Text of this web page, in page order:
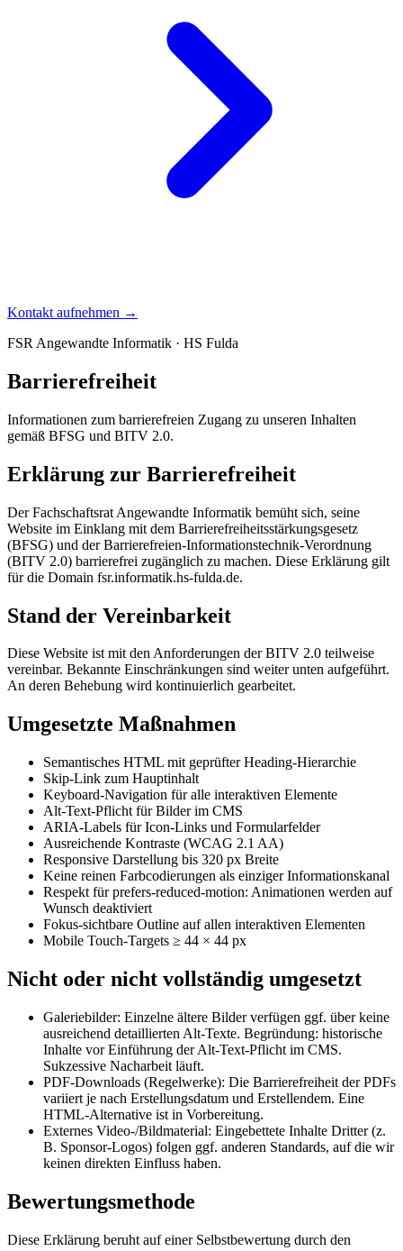
Kontakt aufnehmen →
FSR Angewandte Informatik · HS Fulda
Barrierefreiheit
Informationen zum barrierefreien Zugang zu unseren Inhalten
gemäß BFSG und BITV 2.0.
Erklärung zur Barrierefreiheit
Der Fachschaftsrat Angewandte Informatik bemüht sich, seine
Website im Einklang mit dem Barrierefreiheitsstärkungsgesetz
(BFSG) und der Barrierefreien-Informationstechnik-Verordnung
(BITV 2.0) barrierefrei zugänglich zu machen. Diese Erklärung gilt
für die Domain fsr.informatik.hs-fulda.de.
Stand der Vereinbarkeit
Diese Website ist mit den Anforderungen der BITV 2.0 teilweise
vereinbar. Bekannte Einschränkungen sind weiter unten aufgeführt.
An deren Behebung wird kontinuierlich gearbeitet.
Umgesetzte Maßnahmen
Semantisches HTML mit geprüfter Heading-Hierarchie
Skip-Link zum Hauptinhalt
Keyboard-Navigation für alle interaktiven Elemente
Alt-Text-Pflicht für Bilder im CMS
ARIA-Labels für Icon-Links und Formularfelder
Ausreichende Kontraste (WCAG 2.1 AA)
Responsive Darstellung bis 320 px Breite
Keine reinen Farbcodierungen als einziger Informationskanal
Respekt für prefers-reduced-motion: Animationen werden auf
Wunsch deaktiviert
Fokus-sichtbare Outline auf allen interaktiven Elementen
Mobile Touch-Targets ≥ 44 × 44 px
Nicht oder nicht vollständig umgesetzt
Galeriebilder: Einzelne ältere Bilder verfügen ggf. über keine
ausreichend detaillierten Alt-Texte. Begründung: historische
Inhalte vor Einführung der Alt-Text-Pflicht im CMS.
Sukzessive Nacharbeit läuft.
PDF-Downloads (Regelwerke): Die Barrierefreiheit der PDFs
variiert je nach Erstellungsdatum und Erstellendem. Eine
HTML-Alternative ist in Vorbereitung.
Externes Video-/Bildmaterial: Eingebettete Inhalte Dritter (z.
B. Sponsor-Logos) folgen ggf. anderen Standards, auf die wir
keinen direkten Einfluss haben.
Bewertungsmethode
Diese Erklärung beruht auf einer Selbstbewertung durch den